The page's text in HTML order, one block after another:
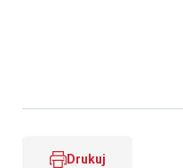
Drukuj